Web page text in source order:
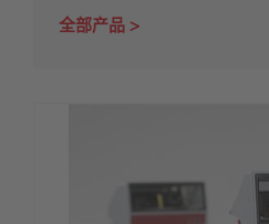
全部产品